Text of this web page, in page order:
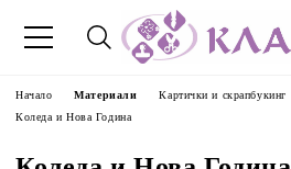
Начало Материали Картички и скрапбукинг
Коледа и Нова Година